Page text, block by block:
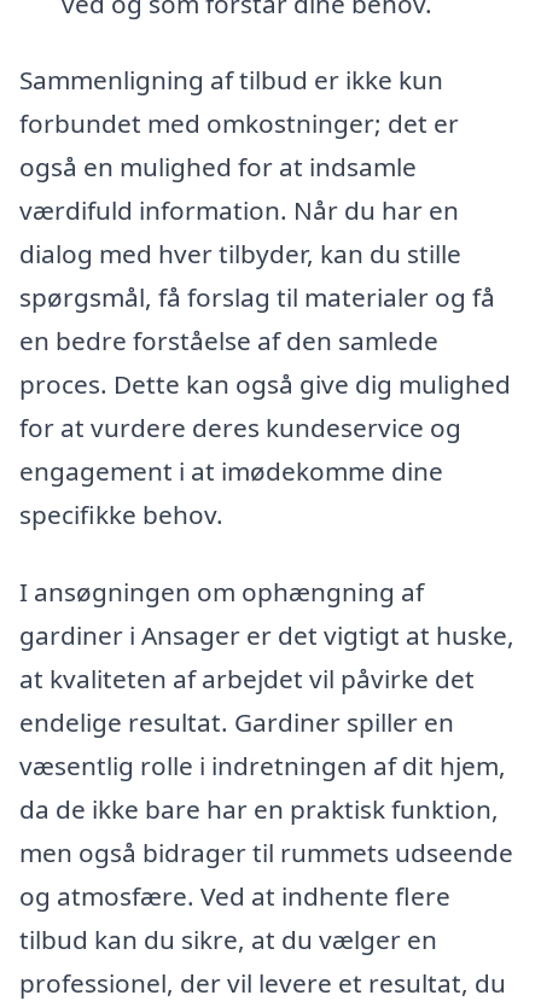
Sammenligning af tilbud er ikke kun
forbundet med omkostninger; det er
også en mulighed for at indsamle
værdifuld information. Når du har en
dialog med hver tilbyder, kan du stille
spørgsmål, få forslag til materialer og få
en bedre forståelse af den samlede
proces. Dette kan også give dig mulighed
for at vurdere deres kundeservice og
engagement i at imødekomme dine
specifikke behov.
I ansøgningen om ophængning af
gardiner i Ansager er det vigtigt at huske,
at kvaliteten af arbejdet vil påvirke det
endelige resultat. Gardiner spiller en
væsentlig rolle i indretningen af dit hjem,
da de ikke bare har en praktisk funktion,
men også bidrager til rummets udseende
og atmosfære. Ved at indhente flere
tilbud kan du sikre, at du vælger en
professionel, der vil levere et resultat, du